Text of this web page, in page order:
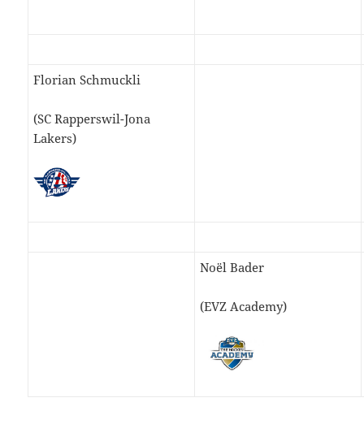
Florian Schmuckli
(SC Rapperswil-Jona
Lakers)
Noël Bader
(EVZ Academy)